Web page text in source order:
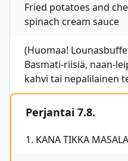
Fried potatoes and
spinach cream sauce
(Huomaa!
Basmati-riisiä, naan-
kahvi tai nepalilainen
Perjantai 7.8.
1. KANA TIKKA